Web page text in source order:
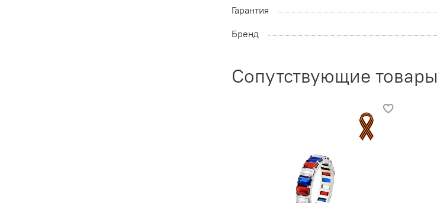
Гарантия
Бренд
Сопутствующие товары